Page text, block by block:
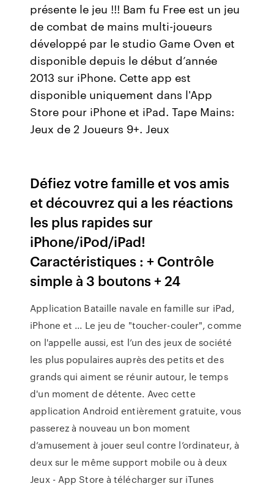
présente le jeu !!! Bam fu Free est un jeu
de combat de mains multi-joueurs
développé par le studio Game Oven et
disponible depuis le début d’année
2013 sur iPhone. Cette app est
disponible uniquement dans l'App
Store pour iPhone et iPad. Tape Mains:
Jeux de 2 Joueurs 9+. Jeux
Défiez votre famille et vos amis
et découvrez qui a les réactions
les plus rapides sur
iPhone/iPod/iPad!
Caractéristiques : + Contrôle
simple à 3 boutons + 24
Application Bataille navale en famille sur iPad,
iPhone et ... Le jeu de "toucher-couler", comme
on l'appelle aussi, est l’un des jeux de société
les plus populaires auprès des petits et des
grands qui aiment se réunir autour, le temps
d'un moment de détente. Avec cette
application Android entièrement gratuite, vous
passerez à nouveau un bon moment
d’amusement à jouer seul contre l’ordinateur, à
deux sur le même support mobile ou à deux
Jeux - App Store à télécharger sur iTunes